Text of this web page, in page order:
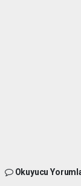
Okuyucu